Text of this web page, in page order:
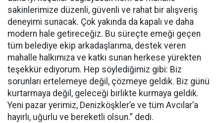
sakinlerimize düzenli, güvenli ve rahat bir alışveriş
deneyimi sunacak. Çok yakında da kapalı ve daha
modern hale getireceğiz. Bu süreçte emeği geçen
tüm belediye ekip arkadaşlarıma, destek veren
mahalle halkımıza ve katkı sunan herkese yürekten
teşekkür ediyorum. Hep söylediğimiz gibi: Biz
sorunları ertelemeye değil, çözmeye geldik. Biz günü
kurtarmaya değil, geleceği birlikte kurmaya geldik.
Yeni pazar yerimiz, Denizköşkler’e ve tüm Avcılar’a
hayırlı, uğurlu ve bereketli olsun.” dedi.